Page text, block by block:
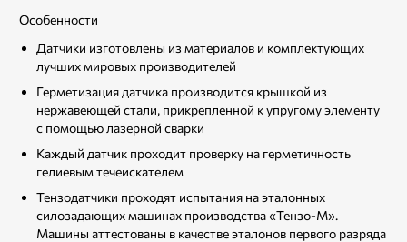
Особенности
Датчики изготовлены из материалов и комплектующих
лучших мировых производителей
Герметизация датчика производится крышкой из
нержавеющей стали, прикрепленной к упругому элементу
с помощью лазерной сварки
Каждый датчик проходит проверку на герметичность
гелиевым течеискателем
Тензодатчики проходят испытания на эталонных
силозадающих машинах производства «Тензо-М».
Машины аттестованы в качестве эталонов первого разряда